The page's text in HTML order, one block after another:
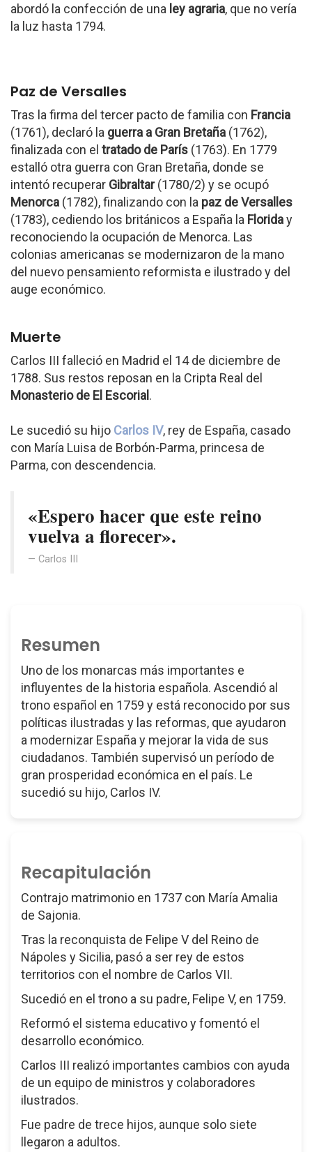
abordó la confección de una ley agraria, que no vería
la luz hasta 1794.
Paz de Versalles
Tras la firma del tercer pacto de familia con Francia
(1761), declaró la guerra a Gran Bretaña (1762),
finalizada con el tratado de París (1763). En 1779
estalló otra guerra con Gran Bretaña, donde se
intentó recuperar Gibraltar(1780/2) y se ocupó
Menorca (1782), finalizando con la paz de Versalles
(1783), cediendo los británicos a España la Floriday
reconociendo la ocupación de Menorca. Las
colonias americanas se modernizaron de la mano
del nuevo pensamiento reformista e ilustrado y del
auge económico.
Muerte
Carlos III falleció en Madrid el 14 de diciembre de
1788. Sus restos reposan en la Cripta Real del
Monasterio de El Escorial .
Le sucedió su hijo Carlos IV, rey de España, casado
con María Luisa de Borbón-Parma, princesa de
Parma, con descendencia.
«Espero hacer que este reino
vuelva a florecer».
Carlos III
Resumen
Uno de los monarcas más importantes e
influyentes de la historia española. Ascendió al
trono español en 1759 y está reconocido por sus
políticas ilustradas y las reformas, que ayudaron
a modernizar España y mejorar la vida de sus
ciudadanos. También supervisó un período de
gran prosperidad económica en el país. Le
sucedió su hijo, Carlos IV.
Recapitulación
Contrajo matrimonio en 1737 con María Amalia
de Sajonia.
Tras la reconquista de Felipe V del Reino de
Nápoles y Sicilia, pasó a ser rey de estos
territorios con el nombre de Carlos VII.
Sucedió en el trono a su padre, Felipe V, en 1759.
Reformó el sistema educativo y fomentó el
desarrollo económico.
Carlos III realizó importantes cambios con ayuda
de un equipo de ministros y colaboradores
ilustrados.
Fue padre de trece hijos, aunque solo siete
llegaron a adultos.